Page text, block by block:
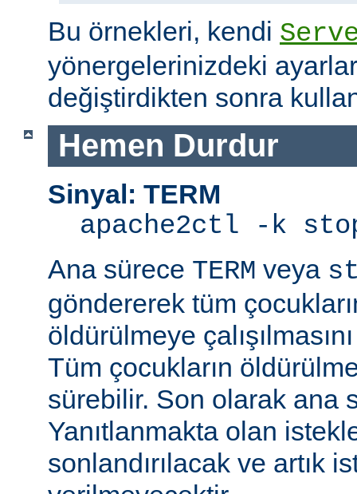
Bu örnekleri, kendi
yönergelerinizdeki
değiştirdikten sonra
Hemen Durdur
Sinyal: TERM
apache2ctl -k
Ana sürece TERM veya
göndererek tüm
öldürülmeye
Tüm çocukların
sürebilir. Son olarak ana
Yanıtlanmakta olan
sonlandırılacak ve artık